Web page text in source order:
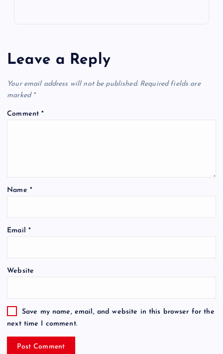
Leave a Reply
Your email address will not be published. Required fields are
marked *
Comment*
Name *
Email *
Website
Save my name, email, and website in this browser for the
next time I comment.